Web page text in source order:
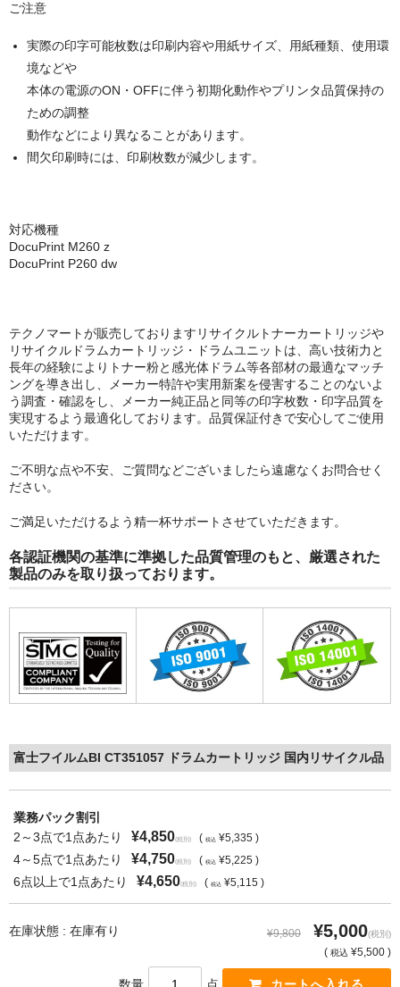
リコー RICOH
デュプロ duplo
ご注意
実際の印字可能枚数は印刷内容や用紙サイズ、用紙種類、使用環
境などや
本体の電源のON・OFFに伴う初期化動作やプリンタ品質保持の
ための調整
動作などにより異なることがあります。
間欠印刷時には、印刷枚数が減少します。
対応機種
DocuPrint M260 z
DocuPrint P260 dw
テクノマートが販売しておりますリサイクルトナーカートリッジや
リサイクルドラムカートリッジ・ドラムユニットは、高い技術力と
長年の経験によりトナー粉と感光体ドラム等各部材の最適なマッチ
ングを導き出し、メーカー特許や実用新案を侵害することのないよ
う調査・確認をし、メーカー純正品と同等の印字枚数・印字品質を
実現するよう最適化しております。品質保証付きで安心してご使用
いただけます。
ご不明な点や不安、ご質問などございましたら遠慮なくお問合せく
ださい。
ご満足いただけるよう精一杯サポートさせていただきます。
各認証機関の基準に準拠した品質管理のもと、厳選された
製品のみを取り扱っております。
富士フイルムBI CT351057 ドラムカートリッジ 国内リサイクル品
業務パック割引
2～3点で1点あたり
¥4,850(税別) ( 税込 ¥5,335 )
4～5点で1点あたり ¥4,750(税別) ( 税込 ¥5,225 )
6点以上で1点あたり ¥4,650(税別) ( 税込 ¥5,115 )
在庫状態 : 在庫有り ¥9,800 ¥5,000(税別)
( 税込 ¥5,500 )